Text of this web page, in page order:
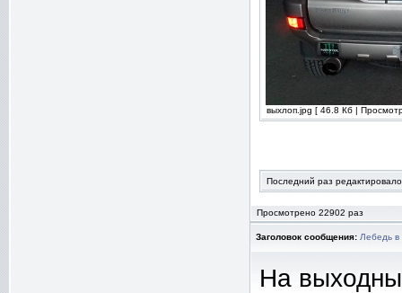
выхлоп.jpg [ 46.8 Кб |
Последний раз
Просмотрено 22902 раз
Заголовок сообщения: Лебедь
На